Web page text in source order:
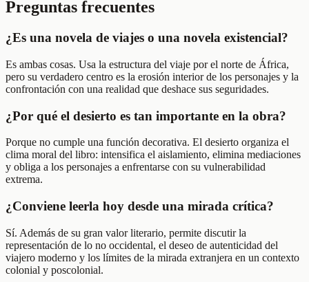
Preguntas frecuentes
¿Es una novela de viajes o una novela existencial?
Es ambas cosas. Usa la estructura del viaje por el norte de África,
pero su verdadero centro es la erosión interior de los personajes y la
confrontación con una realidad que deshace sus seguridades.
¿Por qué el desierto es tan importante en la obra?
Porque no cumple una función decorativa. El desierto organiza el
clima moral del libro: intensifica el aislamiento, elimina mediaciones
y obliga a los personajes a enfrentarse con su vulnerabilidad
extrema.
¿Conviene leerla hoy desde una mirada crítica?
Sí. Además de su gran valor literario, permite discutir la
representación de lo no occidental, el deseo de autenticidad del
viajero moderno y los límites de la mirada extranjera en un contexto
colonial y poscolonial.